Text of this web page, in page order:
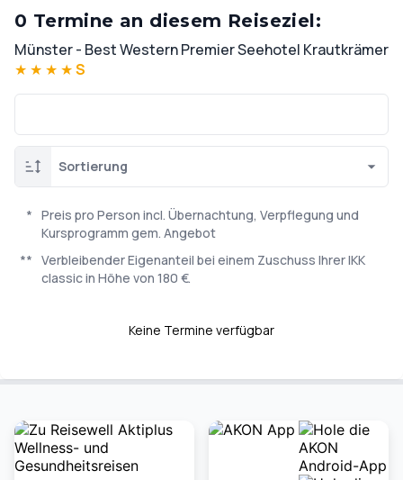
0 Termine an diesem Reiseziel:
Münster - Best Western Premier Seehotel Krautkrämer
★ ★ ★ ★S
Sortierung
* Preis pro Person incl. Übernachtung, Verpflegung und
Kursprogramm gem. Angebot
** Verbleibender Eigenanteil bei einem Zuschuss Ihrer IKK
classic in Höhe von 180 €.
Keine Termine verfügbar